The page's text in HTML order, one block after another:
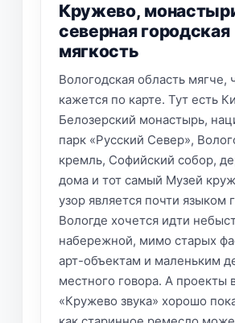
Кружево,
северная городская
мягкость
Вологодская область мягче,
кажется по карте. Тут есть
Белозерский монастырь,
парк «Русский Север»,
кремль, Софийский собор,
дома и тот самый Музей
узор является почти языком
Вологде хочется идти
набережной, мимо старых
арт-объектам и маленьким
местного говора. А проекты
«Кружево звука» хорошо